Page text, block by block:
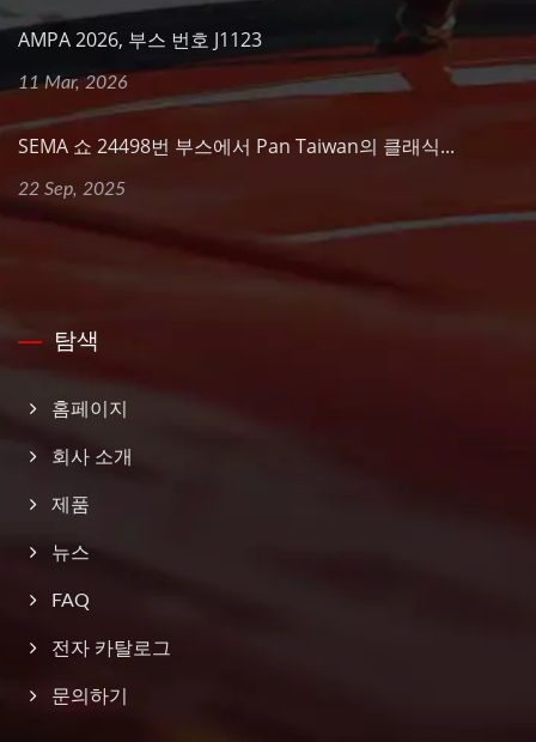
AMPA 2026, 부스 번호 J1123
11 Mar, 2026
SEMA 쇼 24498번 부스에서 Pan Taiwan의 클래식...
22 Sep, 2025
탐색
홈페이지
회사 소개
제품
뉴스
FAQ
전자 카탈로그
문의하기